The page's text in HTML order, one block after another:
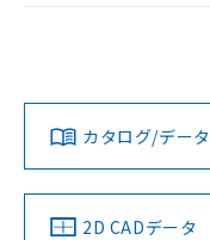
ダウンロードデータを
みください。
ソフトウェアの使用条件
EU RoHS 注意事
対応済み
中国 RoHS 注意事
LR型式承認
（イギリス
船舶規格）
（
カタログ/デー
2D CADデータ